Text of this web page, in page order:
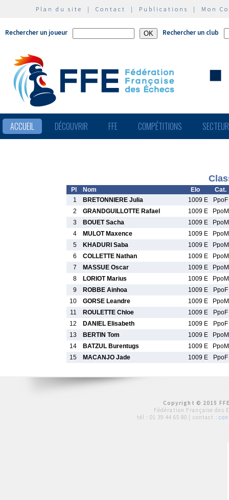
Plan du site | Contact | Publications | Mon
Rechercher un joueur Rechercher un club
ACCUEIL DÉCOUVRIR FFE COMPÉTITIONS
Pl Nom Elo
Cat.
1
BRETONNIERE Julia 1009 E
PpoF
2
GRANDGUILLOTTE Rafael 1009 E
PpoM
3
BOUET Sacha 1009 E
PpoM
4
MULOT Maxence 1009 E
PpoM
5
KHADURI Saba 1009 E
PpoM
6
COLLETTE Nathan 1009 E
PpoM
7
MASSUE Oscar 1009 E
PpoM
8
LORIOT Marius 1009 E
PpoM
9
ROBBE Ainhoa 1009 E
PpoF
10
GORSE Leandre 1009 E
PpoM
11
ROULETTE Chloe 1009 E
PpoF
12
DANIEL Elisabeth 1009 E
PpoF
13
BERTIN Tom 1009 E
PpoM
14
BATZUL Burentugs 1009 E
PpoM
15
MACANJO Jade 1009 E PpoF
Copyright © 2015
Fédération Française des
tél : 01 39 44 65 80 | contact :